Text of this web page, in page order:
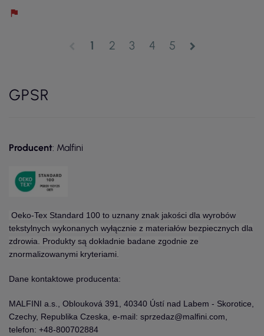
1 2 3 4 5 chevron_right
GPSR
Producent: Malfini
Oeko-Tex Standard 100 to uznany znak jakości dla wyrobów
tekstylnych wykonanych wyłącznie z materiałów bezpiecznych dla
zdrowia. Produkty są dokładnie badane zgodnie ze
znormalizowanymi kryteriami.
Dane kontaktowe producenta:
MALFINI a.s., Oblouková 391, 40340 Ústí nad Labem - Skorotice,
Czechy, Republika Czeska, e-mail: sprzedaz@malfini.com,
telefon: +48-800702884